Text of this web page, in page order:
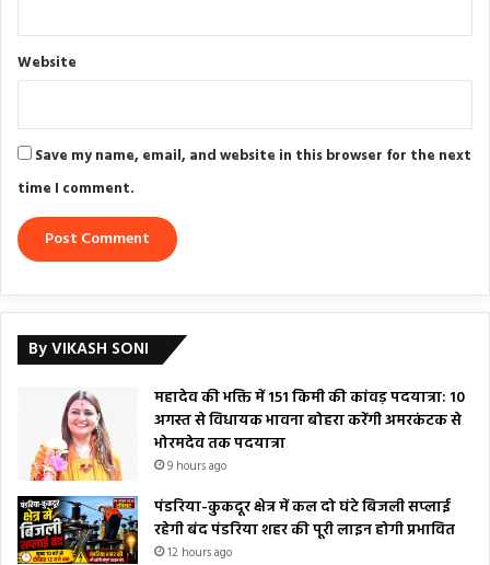
Website
Save my name, email, and website in this browser for the next
time I comment.
By VIKASH SONI
महादेव की भक्ति में 151 किमी की कांवड़ पदयात्रा: 10
अगस्त से विधायक भावना बोहरा करेंगी अमरकंटक से
भोरमदेव तक पदयात्रा
9 hours ago
पंडरिया-कुकदूर क्षेत्र में कल दो घंटे बिजली सप्लाई
रहेगी बंद पंडरिया शहर की पूरी लाइन होगी प्रभावित
12 hours ago